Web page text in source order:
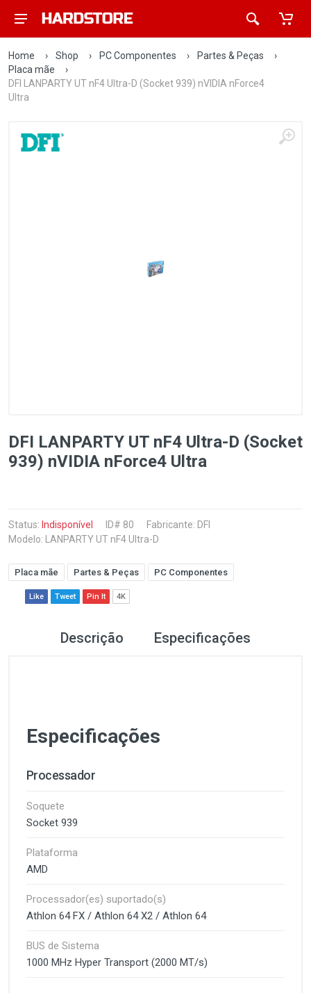
Home › Shop › PC Componentes › Partes & Peças
›
Placa mãe
›
DFI LANPARTY UT nF4 Ultra-D (Socket 939) nVIDIA nForce4
Ultra
DFI LANPARTY UT nF4 Ultra-D (Socket
939) nVIDIA nForce4 Ultra
Status: Indisponível ID# 80 Fabricante: DFI
Modelo: LANPARTY UT nF4 Ultra-D
Placa mãe Partes & Peças PC Componentes
Like Tweet Pin It 4K
Descrição Especificações
Especificações
Processador
Soquete
Socket 939
Plataforma
AMD
Processador(es) suportado(s)
Athlon 64 FX / Athlon 64 X2 / Athlon 64
BUS de Sistema
1000 MHz Hyper Transport (2000 MT/s)